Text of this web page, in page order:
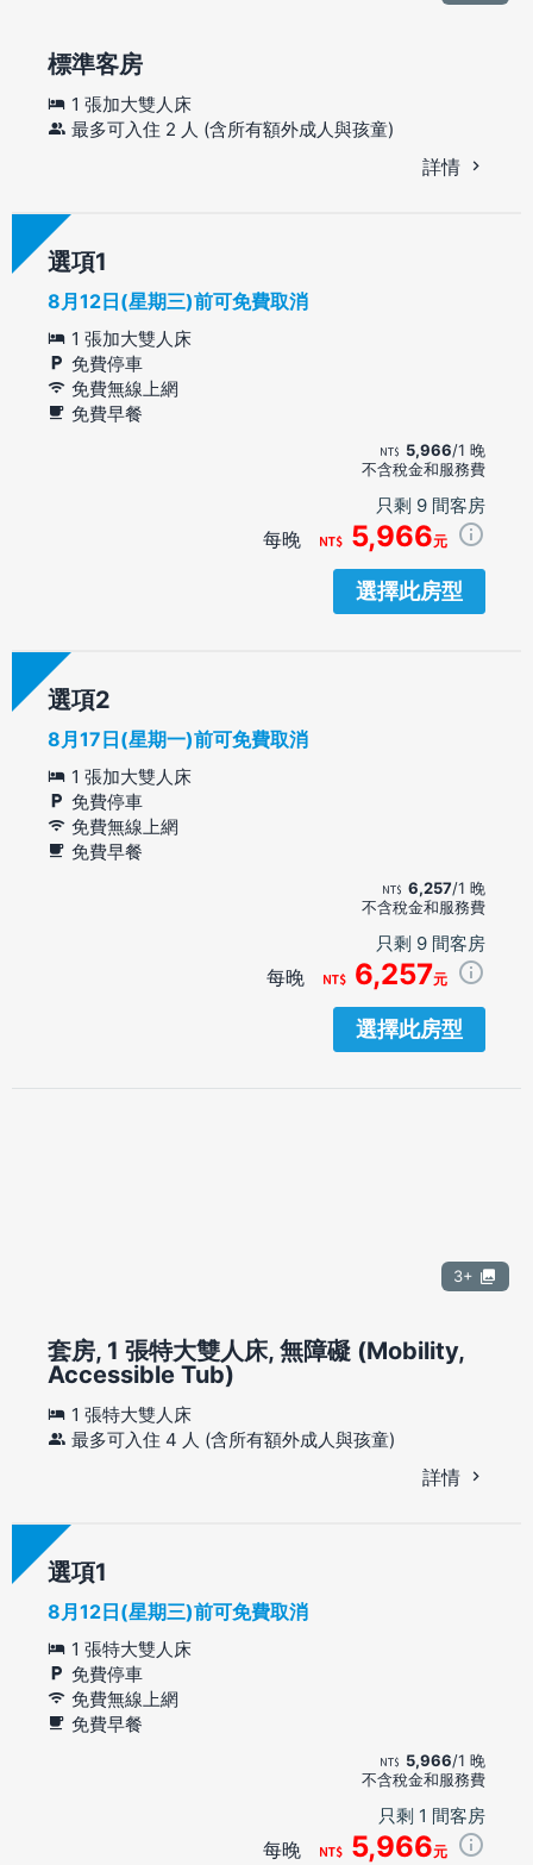
標準客房
1 張加大雙人床
最多可入住 2 人 (含所有額外成人與孩童)
詳情
選項
8月12日(星期三)前可免費取消
1 張加大雙人床
免費停車
免費無線上網
免費早餐
5,966/1 晚
不含稅金和服務費
只剩 9 間客房
每晚 5,966元
選擇此房型
選項
8月17日(星期一)前可免費取消
1 張加大雙人床
免費停車
免費無線上網
免費早餐
6,257/1 晚
不含稅金和服務費
只剩 9 間客房
每晚 6,257元
選擇此房型
3+
套房, 1 張特大雙人床, 無障礙 (Mobility,
Accessible Tub)
1 張特大雙人床
最多可入住 4 人 (含所有額外成人與孩童)
詳情
選項
8月12日(星期三)前可免費取消
1 張特大雙人床
免費停車
免費無線上網
免費早餐
5,966/1 晚
不含稅金和服務費
只剩 1 間客房
每晚 5,966元